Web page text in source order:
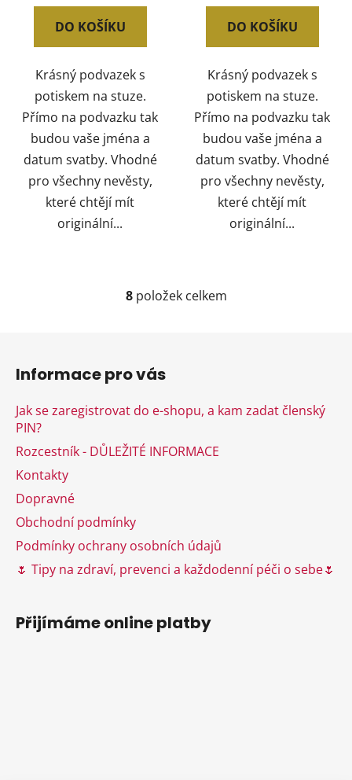
DO KOŠÍKU
Krásný podvazek s
potiskem na stuze.
Přímo na podvazku tak
budou vaše jména a
datum svatby. Vhodné
pro všechny nevěsty,
které chtějí mít
originální...
DO KOŠÍKU
Krásný podvazek s
potiskem na stuze.
Přímo na podvazku tak
budou vaše jména a
datum svatby. Vhodné
pro všechny nevěsty,
které chtějí mít
originální...
O
c
p
r
ý
p
i
u
8položek celkem
Informace pro vás
Jak se zaregistrovat do e-shopu, a kam zadat členský
PIN?
Rozcestník - DŮLEŽITÉ INFORMACE
Kontakty
Dopravné
Obchodní podmínky
Podmínky ochrany osobních údajů
🌷 Tipy na zdraví, prevenci a každodenní péči o sebe🌷
Přijímáme online platby